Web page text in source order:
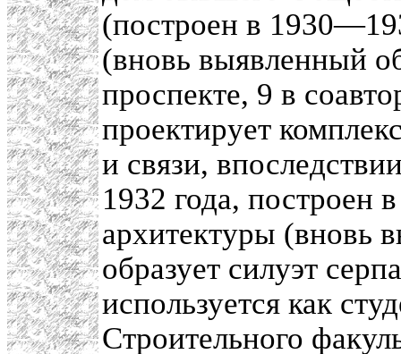
(построен в
(вновь выявленный
проспекте, 9 в
проектирует
и связи,
1932 года, построен
архитектуры (вновь
образует силуэт
используется как
Строительного